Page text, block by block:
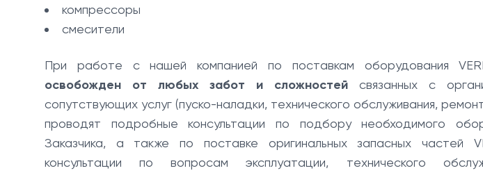
компрессоры
смесители
При работе с нашей компанией по поставкам оборудования
освобожден от любых забот и сложностей связанных с
сопутствующих услуг (пуско-наладки, технического обслуживания,
проводят подробные консультации по подбору необходимого
Заказчика, а также по поставке оригинальных запасных частей
консультации по вопросам эксплуатации, технического